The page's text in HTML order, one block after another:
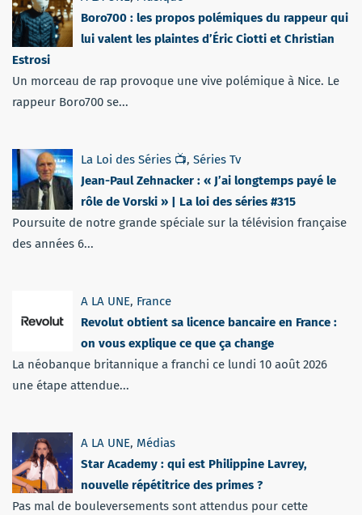
Boro700 : les propos polémiques du rappeur qui
lui valent les plaintes d’Éric Ciotti et Christian
Estrosi
Un morceau de rap provoque une vive polémique à Nice. Le
rappeur Boro700 se...
La Loi des Séries 📺, Séries Tv
Jean-Paul Zehnacker : « J’ai longtemps payé le
rôle de Vorski » | La loi des séries #315
Poursuite de notre grande spéciale sur la télévision française
des années 6...
A LA UNE, France
Revolut obtient sa licence bancaire en France :
on vous explique ce que ça change
La néobanque britannique a franchi ce lundi 10 août 2026
une étape attendue...
A LA UNE, Médias
Star Academy : qui est Philippine Lavrey,
nouvelle répétitrice des primes ?
Pas mal de bouleversements sont attendus pour cette